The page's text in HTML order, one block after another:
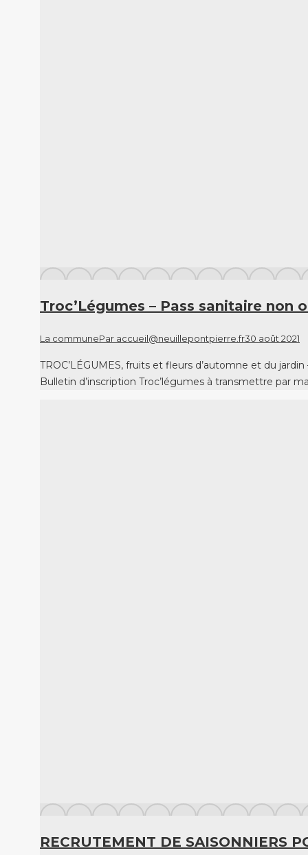
Troc’Légumes – Pass sanitaire non
La communePar accueil@neuillepontpierre.fr30 août 2021
TROC’LÉGUMES, fruits et fleurs d’automne et du
Bulletin d’inscription Troc’légumes à transmettre par
RECRUTEMENT DE SAISONNIERS